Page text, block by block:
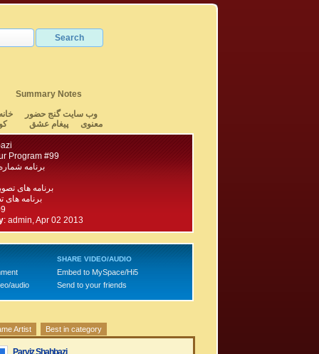
Summary Notes
وب سایت گنج حضور
خانه
معنوی
پیغام عشق
Program #99
برنامه شماره ۹۹ گنج
برنامه های
: admin, Apr 02 2013
audio
SHARE VIDEO/AUDIO
Embed to MySpace/Hi5
Send to your friends
Artist Best in category
Parviz Shahbazi